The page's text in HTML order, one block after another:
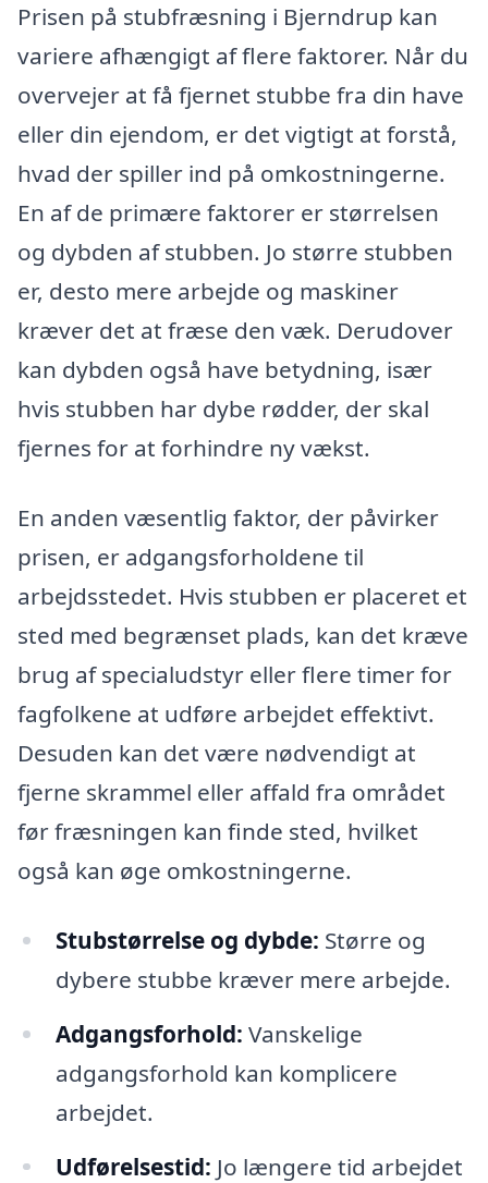
Prisen på stubfræsning i Bjerndrup kan
variere afhængigt af flere faktorer. Når du
overvejer at få fjernet stubbe fra din have
eller din ejendom, er det vigtigt at forstå,
hvad der spiller ind på omkostningerne.
En af de primære faktorer er størrelsen
og dybden af stubben. Jo større stubben
er, desto mere arbejde og maskiner
kræver det at fræse den væk. Derudover
kan dybden også have betydning, især
hvis stubben har dybe rødder, der skal
fjernes for at forhindre ny vækst.
En anden væsentlig faktor, der påvirker
prisen, er adgangsforholdene til
arbejdsstedet. Hvis stubben er placeret et
sted med begrænset plads, kan det kræve
brug af specialudstyr eller flere timer for
fagfolkene at udføre arbejdet effektivt.
Desuden kan det være nødvendigt at
fjerne skrammel eller affald fra området
før fræsningen kan finde sted, hvilket
også kan øge omkostningerne.
Stubstørrelse og dybde: Større og
dybere stubbe kræver mere arbejde.
Adgangsforhold: Vanskelige
adgangsforhold kan komplicere
arbejdet.
Udførelsestid: Jo længere tid arbejdet